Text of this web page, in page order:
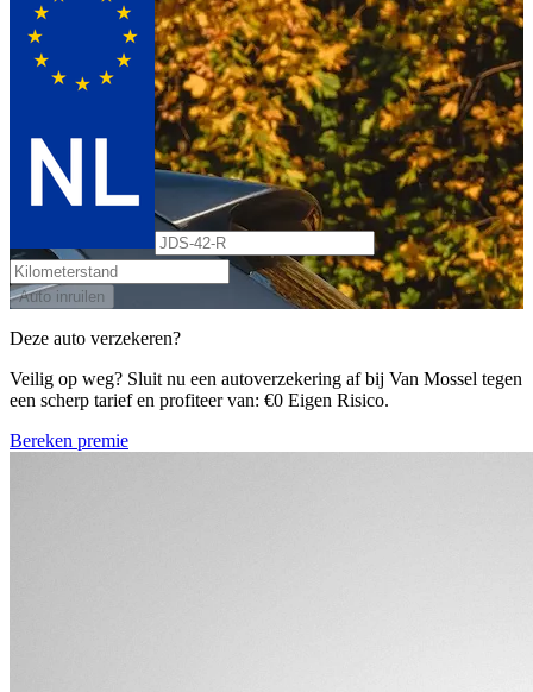
Auto inruilen
Deze auto verzekeren?
Veilig op weg? Sluit nu een autoverzekering af bij Van Mossel tegen
een scherp tarief en profiteer van: €0 Eigen Risico.
Bereken premie